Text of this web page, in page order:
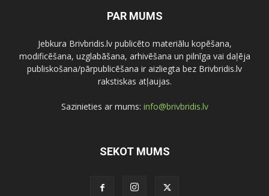
PAR MUMS
Jebkura Brivbridis.lv publicēto materiālu kopēšana,
modificēšana, uzglabāšana, arhivēšana un pilnīga vai daļēja
publiskošana/pārpublicēšana ir aizliegta bez Brivbridis.lv
rakstiskas atļaujas.
Sazinieties ar mums: info@brivbridis.lv
SEKOT MUMS